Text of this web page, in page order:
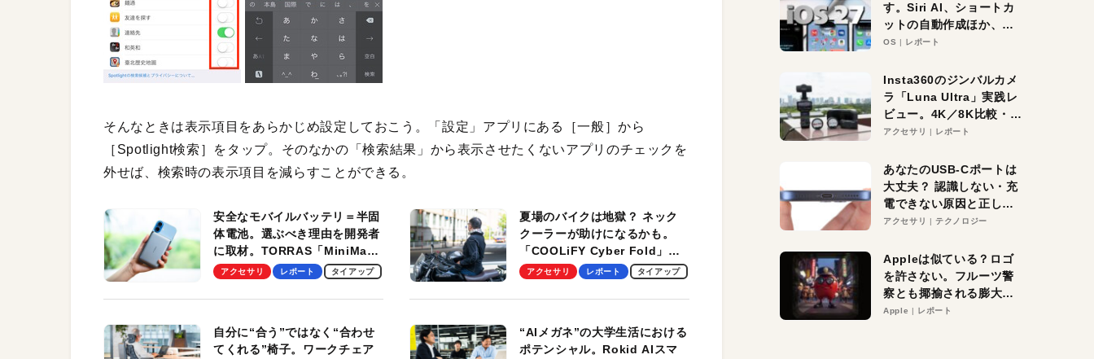
そんなときは表示項目をあらかじめ設定しておこう。「設定」アプリにある［一般］から
［Spotlight検索］をタップ。そのなかの「検索結果」から表示させたくないアプリのチェックを
外せば、検索時の表示項目を減らすことができる。
安全なモバイルバッテリ＝半固
体電池。選ぶべき理由を開発者
に取材。TORRAS「MiniMag
Pro」の実機レビューも
アクセサリ レポート タイアップ
夏場のバイクは地獄？ ネック
クーラーが助けになるかも。
「COOLiFY Cyber Fold」レ
ビュー。冷却の速さ、密着する
性がグッド！
アクセサリ レポート タイアップ
自分に“合う”ではなく“合わせ
てくれる”椅子。ワークチェア
“AIメガネ”の大学生活における
ポテンシャル。Rokid AIスマ
す。Siri AI、ショートカ
ットの自動作成ほか、期
待大の便利機能5選。
る未来はすぐそこ！
OS レポート
Insta360のジンバルカメ
ラ「Luna Ultra」実践レ
ビュー。4K／8K比較・ズ
ーム・夜間撮影をチェッ
アクセサリ レポート
あなたのUSB-Cポートは
大丈夫？ 認識しない・充
電できない原因と正しい
対策
アクセサリ テクノロジー
Appleは似ている？ロゴ
を許さない。フルーツ警
察とも揶揄される膨大な
異議申し立て。対象は非
Apple レポート